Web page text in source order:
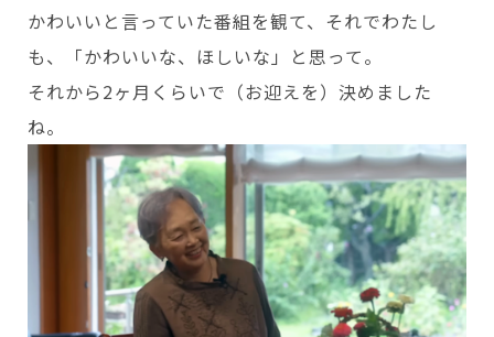
かわいいと言っていた番組を観て、それでわたし
も、「かわいいな、ほしいな」と思って。
それから2ヶ月くらいで（お迎えを）決めました
ね。